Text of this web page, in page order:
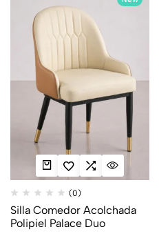
(0)
Silla Comedor Acolchada
Polipiel Palace Duo